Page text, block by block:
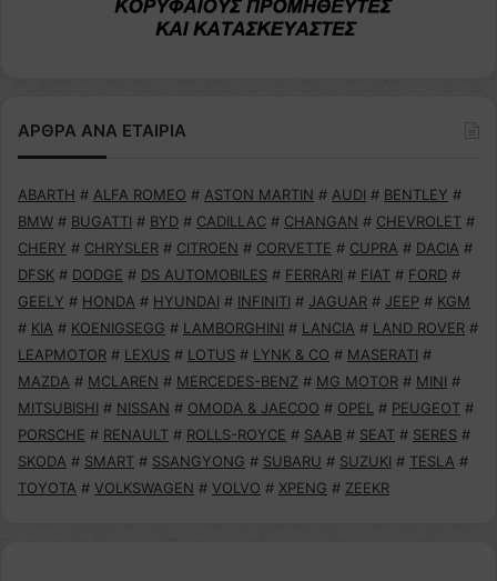
ΑΡΘΡΑ ΑΝΑ ΕΤΑΙΡΙΑ
ABARTH # ALFA ROMEO # ASTON MARTIN # AUDI # BENTLEY #
BMW # BUGATTI # BYD # CADILLAC # CHANGAN # CHEVROLET #
CHERY # CHRYSLER # CITROEN # CORVETTE # CUPRA # DACIA #
DFSK # DODGE # DS AUTOMOBILES # FERRARI # FIAT # FORD #
GEELY # HONDA # HYUNDAI # INFINITI # JAGUAR # JEEP # KGM
# KIA # KOENIGSEGG # LAMBORGHINI # LANCIA # LAND ROVER #
LEAPMOTOR # LEXUS # LOTUS # LYNK & CO # MASERATI #
MAZDA # MCLAREN # MERCEDES-BENZ # MG MOTOR # MINI #
MITSUBISHI # NISSAN # OMODA & JAECOO # OPEL # PEUGEOT #
PORSCHE # RENAULT # ROLLS-ROYCE # SAAB # SEAT # SERES #
SKODA # SMART # SSANGYONG # SUBARU # SUZUKI # TESLA #
TOYOTA # VOLKSWAGEN # VOLVO # XPENG # ZEEKR